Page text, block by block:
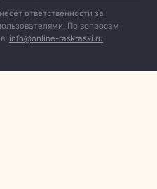
ответственности за
По вопросам
info@online-raskraski.ru